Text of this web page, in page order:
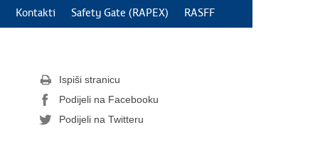
Kontakti Safety Gate (RAPEX) RASFF
Ispiši stranicu
Podijeli na Facebooku
Podijeli na Twitteru